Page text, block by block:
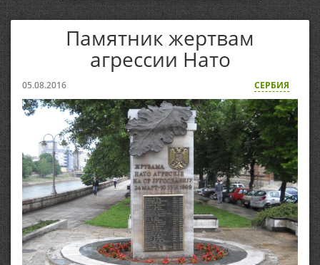
Памятник жертвам
агрессии Нато
05.08.2016 СЕРБИЯ